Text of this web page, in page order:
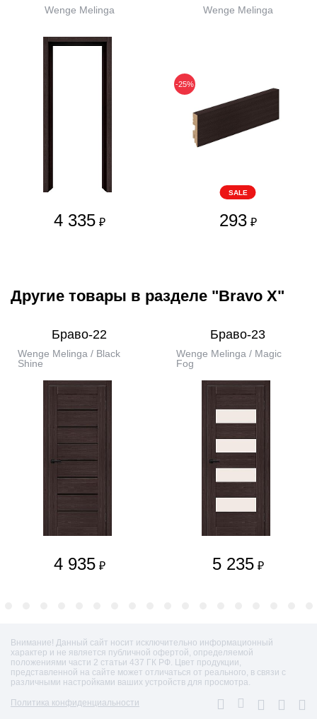
Wenge Melinga
4 335 ₽
Wenge Melinga
-25%
SALE
293 ₽
Другие товары в разделе "Bravo X"
Браво-22
Wenge Melinga / Black
Shine
4 935 ₽
Браво-23
Wenge Melinga / Magic
Fog
5 235 ₽
Внимание! Данный сайт носит исключительно информационный
характер и не является публичной офертой, определяемой
положениями части 2 статьи 437 ГК РФ. Цвет продукции,
представленной на сайте может отличаться от реального, в связи с
различными настройками ваших устройств для просмотра.
Политика конфиденциальности